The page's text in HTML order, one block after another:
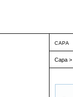
CAPA
Capa >